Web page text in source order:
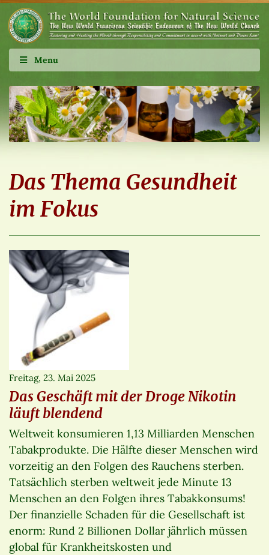
Menu
Das Thema Gesundheit
im Fokus
Freitag, 23. Mai 2025
Das Geschäft mit der Droge Nikotin
läuft blendend
Weltweit konsumieren 1,13 Milliarden Menschen
Tabakprodukte. Die Hälfte dieser Menschen wird
vorzeitig an den Folgen des Rauchens sterben.
Tatsächlich sterben weltweit jede Minute 13
Menschen an den Folgen ihres Tabakkonsums!
Der finanzielle Schaden für die Gesellschaft ist
enorm: Rund 2 Billionen Dollar jährlich müssen
global für Krankheitskosten und